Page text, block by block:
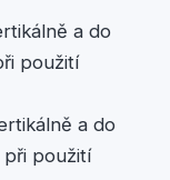
a do
použití
a do
použití